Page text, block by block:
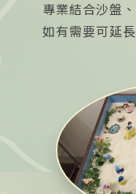
專業結合沙盤
如有需要可延